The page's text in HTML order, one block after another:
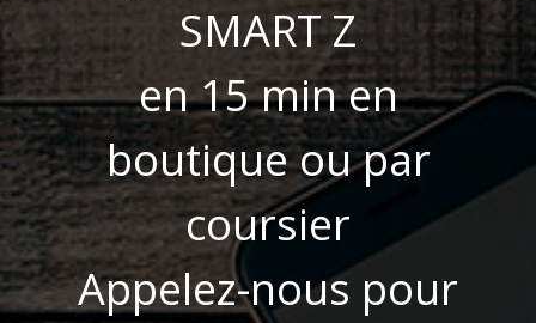
SMART Z
en 15 min en
boutique ou par
coursier
Appelez-nous pour